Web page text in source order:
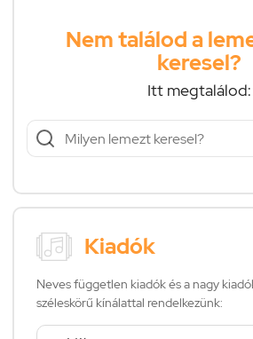
Nem találod a
keresel?
Itt megtalálod:
Kiadók
Neves független kiadók és a nagy
széleskörű kínálattal rendelkezünk: